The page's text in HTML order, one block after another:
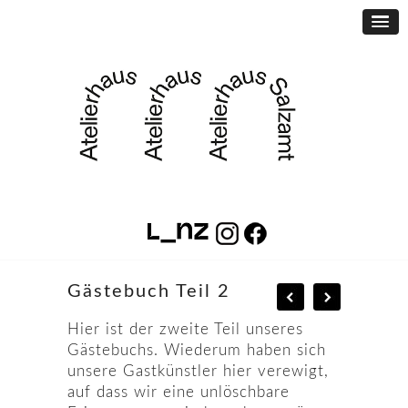
Gästebuch Teil 2
Hier ist der zweite Teil unseres
Gästebuchs. Wiederum haben sich
unsere Gastkünstler hier verewigt,
auf dass wir eine unlöschbare